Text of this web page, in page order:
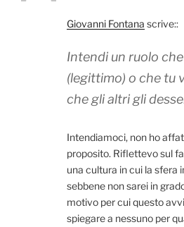
Giovanni Fontana scrive::
Intendi un ruolo
(legittimo) o che tu
che gli altri gli
Intendiamoci, non ho
proposito. Riflettevo sul
una cultura in cui la sfera
sebbene non sarei in
motivo per cui questo
spiegare a nessuno per